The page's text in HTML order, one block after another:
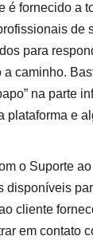
é fornecido a
de
para
a caminho.
na parte
plataforma e
o Suporte
disponíveis
cliente
em contato